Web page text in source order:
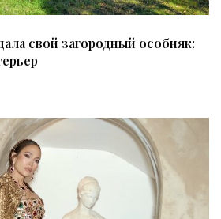
свой загородный особняк: